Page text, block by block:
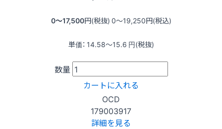
0〜17,500円(税抜) 0〜19,250円(税込)
単価： 14.58〜15.6 円(税抜)
数量
カートに入れる
OCD
179003917
詳細を見る